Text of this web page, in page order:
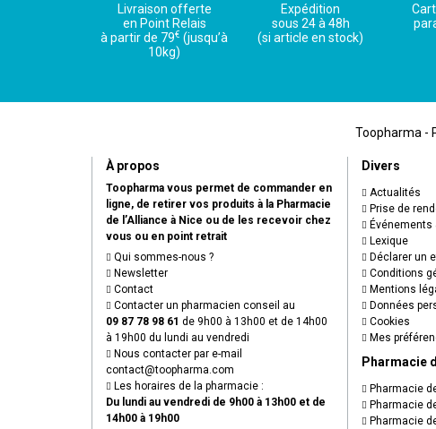
Livraison offerte
en Point Relais
à partir de 79€ (jusqu’à
10kg)
Expédition
sous 24 à 48h
(si article en stock)
Toopharma -
À propos
Toopharma vous permet de commander en
ligne, de retirer vos produits à la Pharmacie
de l’Alliance à Nice ou de les recevoir chez
vous ou en point retrait
Qui sommes-nous ?
Newsletter
Contact
Contacter un pharmacien conseil au
09 87 78 98 61 de 9h00 à 13h00 et de 14h00
à 19h00 du lundi au vendredi
Nous contacter par e-mail
contact@toopharma.com
Les horaires de la pharmacie :
Du lundi au vendredi de 9h00 à 13h00 et de
14h00 à 19h00
Divers
Actualités
Prise de
Événements
Lexique
Déclarer un
Conditions
Mentions
Données
Cookies
Mes
Pharmacie
Pharmacie
Pharmacie
Pharmacie